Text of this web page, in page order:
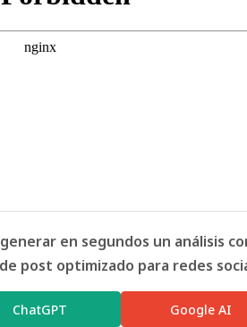
en segundos un análisis
post optimizado para redes
ChatGPT Google AI